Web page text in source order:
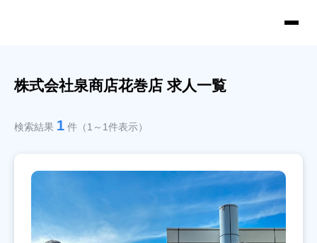
株式会社泉商店花巻店 求人一覧
検索結果 1 件（1～1件表示）